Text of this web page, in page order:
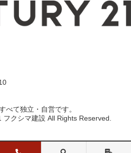
べて独立・自営です。
クシマ建設 All Rights Reserved.